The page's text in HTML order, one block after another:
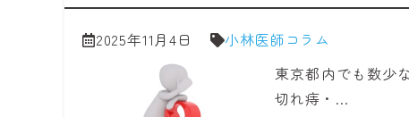
2025年11月4日
小林医師コラム
東京都内でも数少
切れ痔・…